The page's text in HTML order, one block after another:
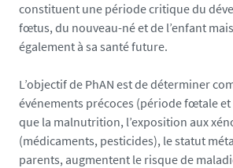
constituent une période critique du
fœtus, du nouveau-né et de l’enfant
également à sa santé future.
L’objectif de PhAN est de déterminer
événements précoces (période fœtale
que la malnutrition, l’exposition aux
(médicaments, pesticides), le statut
parents, augmentent le risque de